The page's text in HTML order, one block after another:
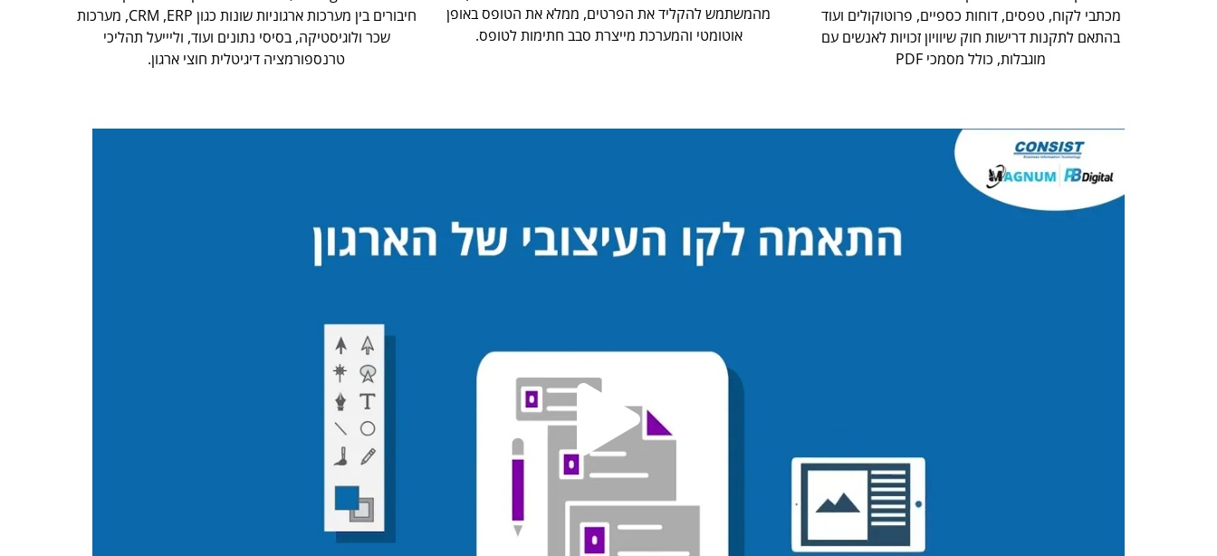
מכתבי לקוח, טפסים, דוחות כספיים, פרוטוקולים ועוד
בהתאם לתקנות דרישות חוק שיוויון זכויות לאנשים עם
מוגבלות, כולל מסמכי PDF
מהמשתמש להקליד את הפרטים, ממלא את הטופס באופן
אוטומטי והמערכת מייצרת סבב חתימות לטופס.
חיבורים בין מערכות ארגוניות שונות כגון CRM ,ERP, מערכות
שכר ולוגיסטיקה, בסיסי נתונים ועוד, וליייעל תהליכי
טרנספורמציה דיגיטלית חוצי ארגון.